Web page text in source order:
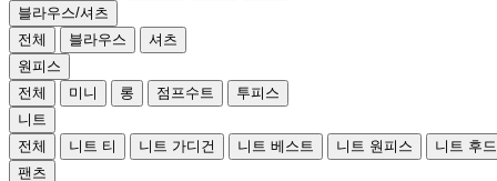
블라우스/셔츠
전체
블라우스
셔츠
원피스
전체
미니 롱 점프수트
투피스
니트
전체
니트 티 니트 가디건 니트 베스트 니트 원피스 니트 후
팬츠